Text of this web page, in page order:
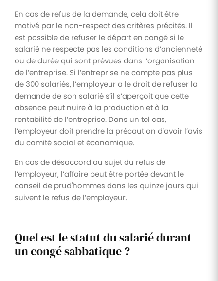
En cas de refus de la demande, cela doit être
motivé par le non-respect des critères précités. Il
est possible de refuser le départ en congé si le
salarié ne respecte pas les conditions d’ancienneté
ou de durée qui sont prévues dans l’organisation
de l’entreprise. Si l’entreprise ne compte pas plus
de 300 salariés, l’employeur a le droit de refuser la
demande de son salarié s’il s’aperçoit que cette
absence peut nuire à la production et à la
rentabilité de l’entreprise. Dans un tel cas,
l’employeur doit prendre la précaution d’avoir l’avis
du comité social et économique.
En cas de désaccord au sujet du refus de
l’employeur, l’affaire peut être portée devant le
conseil de prud'hommes dans les quinze jours qui
suivent le refus de l’employeur.
Quel est le statut du salarié durant
un congé sabbatique ?